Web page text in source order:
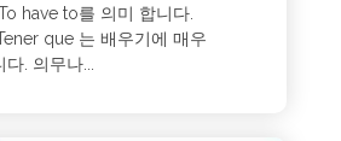
have to를 의미 합니다.
que 는 배우기에 매우
. 의무나...